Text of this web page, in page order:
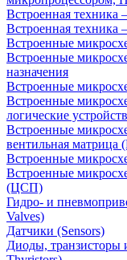
Встроенная
Встроенная
Встроенные
Встроенные
назначения
Встроенные
Встроенные
логические
Встроенные
вентильная
Встроенные
Встроенные
(ЦСП)
Гидро- и
Valves)
Датчики (Sensors)
Диоды, транзисторы